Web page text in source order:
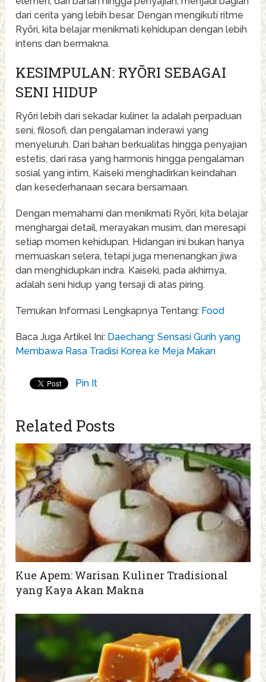
dari cerita yang lebih besar. Dengan mengikuti ritme
Ryōri, kita belajar menikmati kehidupan dengan lebih
intens dan bermakna.
KESIMPULAN: RYŌRI SEBAGAI
SENI HIDUP
Ryōri lebih dari sekadar kuliner. Ia adalah perpaduan
seni, filosofi, dan pengalaman inderawi yang
menyeluruh. Dari bahan berkualitas hingga penyajian
estetis, dari rasa yang harmonis hingga pengalaman
sosial yang intim, Kaiseki menghadirkan keindahan
dan kesederhanaan secara bersamaan.
Dengan memahami dan menikmati Ryōri, kita belajar
menghargai detail, merayakan musim, dan meresapi
setiap momen kehidupan. Hidangan ini bukan hanya
memuaskan selera, tetapi juga menenangkan jiwa
dan menghidupkan indra. Kaiseki, pada akhirnya,
adalah seni hidup yang tersaji di atas piring.
Temukan Informasi Lengkapnya Tentang: Food
Baca Juga Artikel Ini: Daechang: Sensasi Gurih yang
Membawa Rasa Tradisi Korea ke Meja Makan
Pin It
Related Posts
Kue Apem: Warisan Kuliner Tradisional
yang Kaya Akan Makna